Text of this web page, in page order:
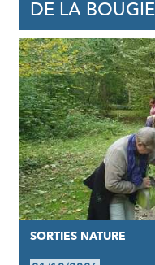
DE LA
SORTIES NATURE